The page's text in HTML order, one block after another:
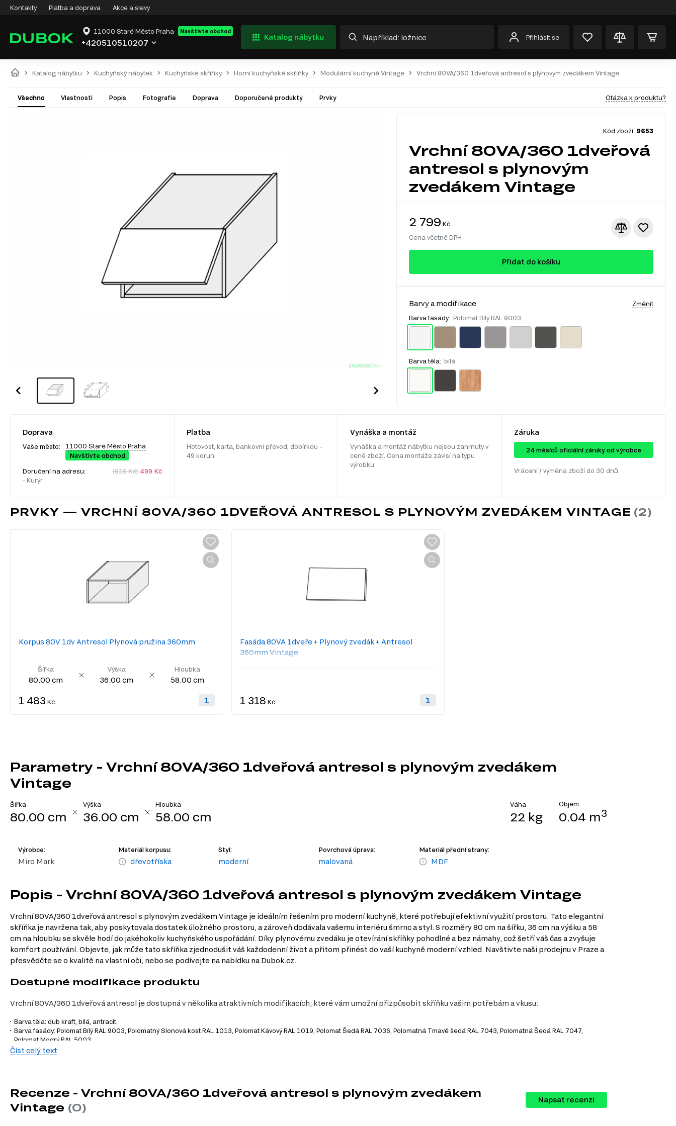
Kontakty Platba a doprava Akce a slevy
11000 Staré Město Praha Navštivte obchod
+420510510207
Katalog nábytku Přihlásit se
Katalog nábytku Kuchyňský nábytek Kuchyňské skříňky Horní kuchyňské skříňky Modulární kuchyně Vintage Vrchní 80VA/360 1dveřová antresol s plynovým zvedákem Vintage
Všechno Vlastnosti Popis Fotografie Doprava Doporučené produkty Prvky Otázka k produktu?
Kód zboží: 9653
Vrchní 80VA/360 1dveřová
antresol s plynovým
zvedákem Vintage
2 799 Kč
Cena včetně DPH
Přidat do košíku
Barvy a modifikace Změnit
Barva fasády: Polomat Bílý RAL 9003
Barva těla: bílá
Doprava
Vaše město:
11000 Staré Město Praha
Navštivte obchod
Doručení na adresu:
- Kurýr
(919 Kč)499 Kč
Platba
Hotovost, karta, bankovní převod, dobírkou –
49 korun.
Vynáška a montáž
Vynáška a montáž nábytku nejsou zahrnuty v
ceně zboží. Cena montáže závisí na typu
výrobku.
Záruka
24 ​​​​měsíců oficiální záruky od výrobce
Vrácení / výměna zboží do 30 dnů
PRVKY — VRCHNÍ 80VA/360 1DVEŘOVÁ ANTRESOL S PLYNOVÝM ZVEDÁKEM VINTAGE
Korpus 80V 1dv Antresol Plynová pružina 360mm
Šířka
80.00 cm
Výška
36.00 cm
Hloubka
58.00 cm
1 483 Kč
Fasáda 80VA 1dveře + Plynový zvedák + Antresol
360mm Vintage
1 318 Kč
Parametry - Vrchní 80VA/360 1dveřová antresol s plynovým zvedákem
Vintage
Šířka
80.00 cm
Výška
36.00 cm
Hloubka
58.00 cm
Váha
22 kg
Objem
0.04 m3
Výrobce:
Miro Mark
Materiál korpusu:
dřevotříska
Styl:
moderní
Povrchová úprava:
malovaná
Materiál přední strany:
MDF
Popis - Vrchní 80VA/360 1dveřová antresol s plynovým zvedákem Vintage
Vrchní 80VA/360 1dveřová antresol s plynovým zvedákem Vintage je ideálním řešením pro moderní kuchyně, které potřebují efektivní využití prostoru. Tato elegantní
skříňka je navržena tak, aby poskytovala dostatek úložného prostoru, a zároveň dodávala vašemu interiéru šmrnc a styl. S rozměry 80 cm na šířku, 36 cm na výšku a 58
cm na hloubku se skvěle hodí do jakéhokoliv kuchyňského uspořádání. Díky plynovému zvedáku je otevírání skříňky pohodlné a bez námahy, což šetří váš čas a zvyšuje
komfort používání. Objevte, jak může tato skříňka zjednodušit váš každodenní život a přitom přinést do vaší kuchyně moderní vzhled. Navštivte naši prodejnu v Praze a
přesvědčte se o kvalitě na vlastní oči, nebo se podívejte na nabídku na Dubok.cz.
Dostupné modifikace produktu
Vrchní 80VA/360 1dveřová antresol je dostupná v několika atraktivních modifikacích, které vám umožní přizpůsobit skříňku vašim potřebám a vkusu:
Barva těla: dub kraft, bílá, antracit.
Barva fasády: Polomat Bílý RAL 9003, Polomatný Slonová kost RAL 1013, Polomat Kávový RAL 1019, Polomat Šedá RAL 7036, Polomatná Tmavě šedá RAL 7043, Polomatná Šedá RAL 7047,
Polomat Modrý RAL 5003.
Styl. Moderní design skříňky se hodí do jakéhokoliv interiéru a přidává mu na eleganci.
Povrchová úprava.
Malovaná úprava nejenže vypadá skvěle, ale také usnadňuje údržbu a čištění.
Materiál přední strany.
Číst celý text
Recenze - Vrchní 80VA/360 1dveřová antresol s plynovým zvedákem
Vintage (0)
Napsat recenzi